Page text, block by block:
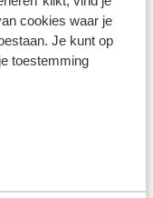
cookies waar je
Je kunt op
toestemming